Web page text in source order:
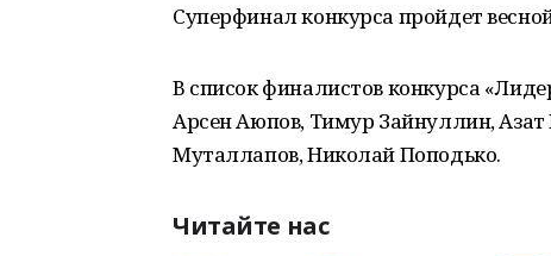
Суперфинал конкурса пройдет
В список финалистов конкурса
Арсен Аюпов, Тимур Зайнуллин,
Муталлапов, Николай Поподько.
Читайте нас